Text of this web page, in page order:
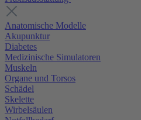
Anatomische Modelle
Akupunktur
Diabetes
Medizinische Simulatoren
Muskeln
Organe und Torsos
Schädel
Skelette
Wirbelsäulen